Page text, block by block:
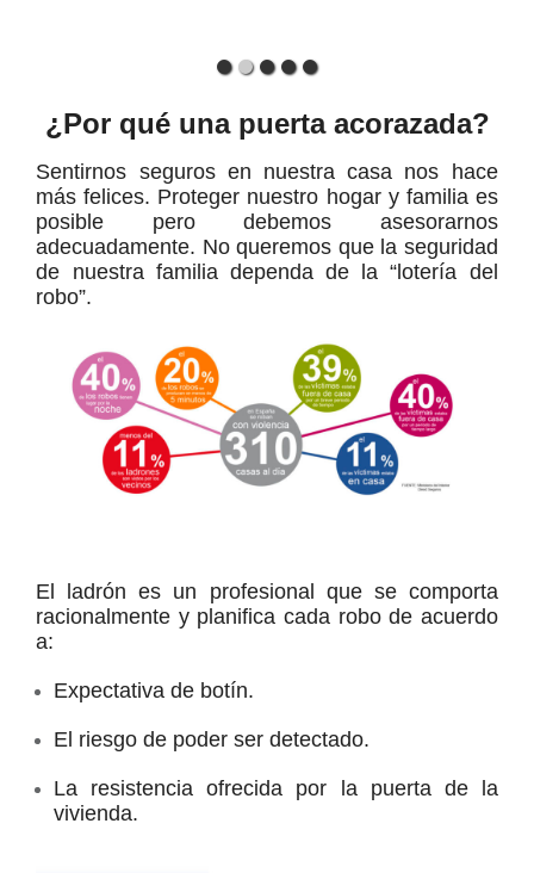
¿Por qué una puerta acorazada?
Sentirnos seguros en nuestra casa nos hace
más felices. Proteger nuestro hogar y familia es
posible pero debemos asesorarnos
adecuadamente. No queremos que la seguridad
de nuestra familia dependa de la “lotería del
robo”.
El ladrón es un profesional que se comporta
racionalmente y planifica cada robo de acuerdo
a:
Expectativa de botín.
El riesgo de poder ser detectado.
La resistencia ofrecida por la puerta de la
vivienda.